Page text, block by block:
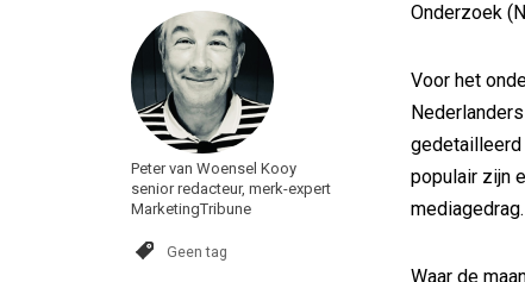
Peter van Woensel Kooy
senior redacteur, merk-expert
MarketingTribune
Geen tag
Onderzoek
Voor het
populair zijn
mediagedrag.
Waar de